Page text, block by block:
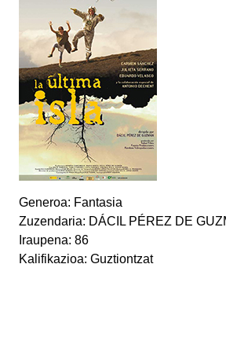
Generoa: Fantasia
Zuzendaria: DÁCIL PÉREZ DE
Iraupena: 86
Kalifikazioa: Guztiontzat